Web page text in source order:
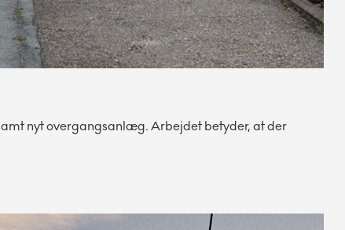
nyt overgangsanlæg. Arbejdet betyder, at der